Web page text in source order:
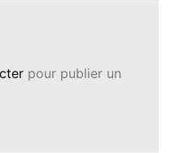
pour publier un